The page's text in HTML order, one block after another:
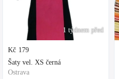
1 týdnem před
Kč 179
Šaty vel. XS černá
Ostrava